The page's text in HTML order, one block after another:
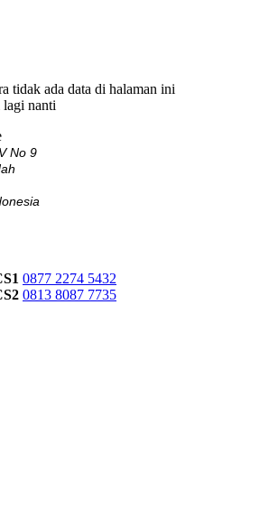
tidak ada data di halaman ini
nanti
No 9
0877 2274 5432
0813 8087 7735